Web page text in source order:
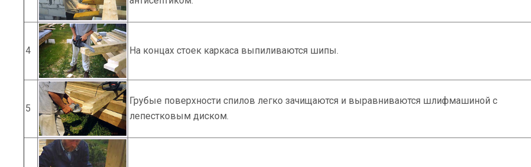
4 На концах стоек каркаса выпиливаются шипы.
5
Грубые поверхности спилов легко зачищаются и выравниваются шлифмашиной с
лепестковым диском.